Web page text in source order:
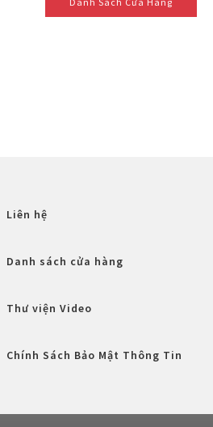
Liên hệ
Danh sách cửa hàng
Thư viện Video
Chính Sách Bảo Mật Thông Tin